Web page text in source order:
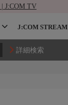
J:COM TV
J:COM STREAM
詳細検索